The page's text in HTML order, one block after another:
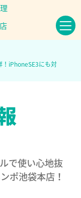
iPhoneSE3にも対
で使い心地抜
ポ池袋本店！